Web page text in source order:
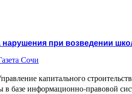
нарушения при возведении
Сочи
капитального
в базе информационно-правовой